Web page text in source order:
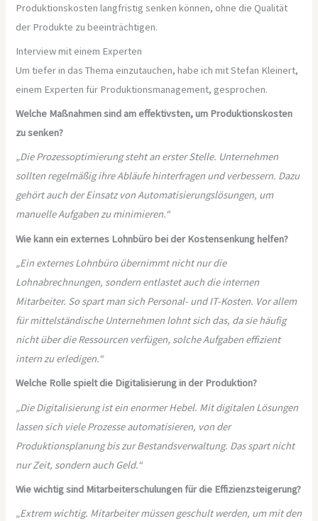
Produktionskosten langfristig senken können, ohne die Qualität
der Produkte zu beeinträchtigen.
Interview mit einem Experten
Um tiefer in das Thema einzutauchen, habe ich mit Stefan Kleinert,
einem Experten für Produktionsmanagement, gesprochen.
Welche Maßnahmen sind am effektivsten, um Produktionskosten
zu senken?
„Die Prozessoptimierung steht an erster Stelle. Unternehmen
sollten regelmäßig ihre Abläufe hinterfragen und verbessern. Dazu
gehört auch der Einsatz von Automatisierungslösungen, um
manuelle Aufgaben zu minimieren.“
Wie kann ein externes Lohnbüro bei der Kostensenkung helfen?
„Ein externes Lohnbüro übernimmt nicht nur die
Lohnabrechnungen, sondern entlastet auch die internen
Mitarbeiter. So spart man sich Personal- und IT-Kosten. Vor allem
für mittelständische Unternehmen lohnt sich das, da sie häufig
nicht über die Ressourcen verfügen, solche Aufgaben effizient
intern zu erledigen.“
Welche Rolle spielt die Digitalisierung in der Produktion?
„Die Digitalisierung ist ein enormer Hebel. Mit digitalen Lösungen
lassen sich viele Prozesse automatisieren, von der
Produktionsplanung bis zur Bestandsverwaltung. Das spart nicht
nur Zeit, sondern auch Geld.“
Wie wichtig sind Mitarbeiterschulungen für die Effizienzsteigerung?
„Extrem wichtig. Mitarbeiter müssen geschult werden, um mit den